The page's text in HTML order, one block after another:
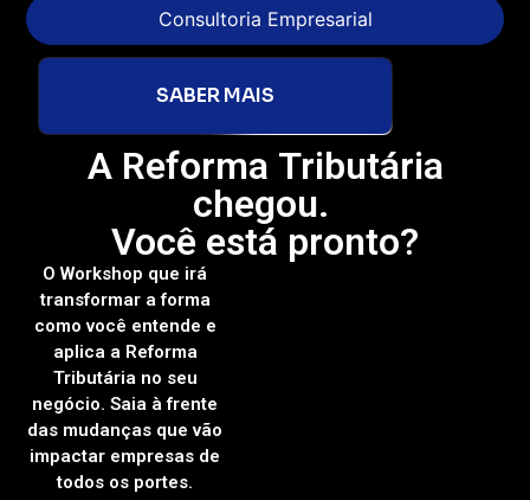
Consultoria Empresarial
SABER MAIS
A Reforma Tributária
chegou.
Você está pronto?
O Workshop que irá
transformar a forma
como você entende e
aplica a Reforma
Tributária no seu
negócio. Saia à frente
das mudanças que vão
impactar empresas de
todos os portes.